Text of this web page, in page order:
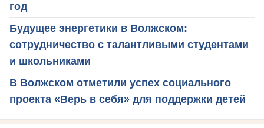
год
Будущее энергетики в Волжском:
сотрудничество с талантливыми студентами
и школьниками
В Волжском отметили успех социального
проекта «Верь в себя» для поддержки детей